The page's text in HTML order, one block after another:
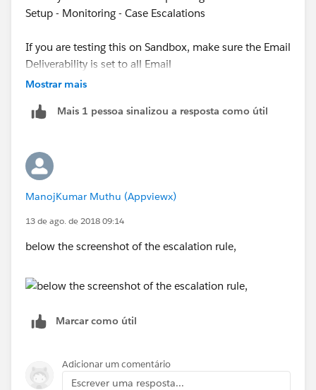
Setup - Monitoring - Case Escalations
If you are testing this on Sandbox, make sure the Email
Deliverability is set to all Email
Mostrar mais
Mais 1 pessoa sinalizou a resposta como útil
ManojKumar Muthu (Appviewx)
13 de ago. de 2018 09:14
below the screenshot of the escalation rule,
Marcar como útil
Adicionar um comentário
Escrever uma resposta...